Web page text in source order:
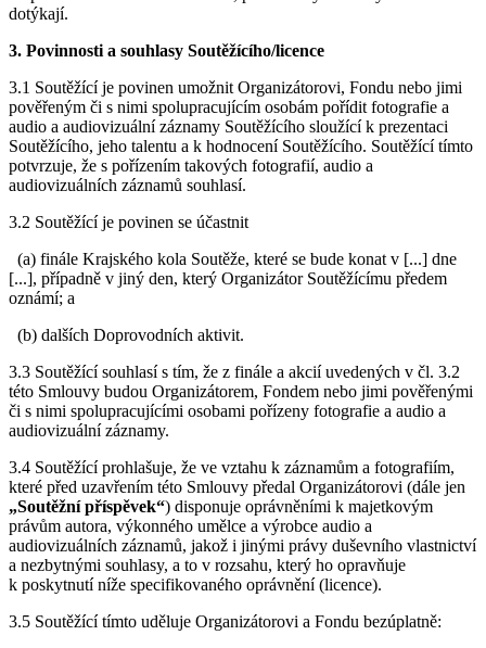
dotýkají.
3. Povinnosti a souhlasy Soutěžícího/licence
3.1 Soutěžící je povinen umožnit Organizátorovi, Fondu nebo jimi
pověřeným či s nimi spolupracujícím osobám pořídit fotografie a
audio a audiovizuální záznamy Soutěžícího sloužící k prezentaci
Soutěžícího, jeho talentu a k hodnocení Soutěžícího. Soutěžící tímto
potvrzuje, že s pořízením takových fotografií, audio a
audiovizuálních záznamů souhlasí.
3.2 Soutěžící je povinen se účastnit
(a) finále Krajského kola Soutěže, které se bude konat v [...] dne
[...], případně v jiný den, který Organizátor Soutěžícímu předem
oznámí; a
(b) dalších Doprovodních aktivit.
3.3 Soutěžící souhlasí s tím, že z finále a akcií uvedených v čl. 3.2
této Smlouvy budou Organizátorem, Fondem nebo jimi pověřenými
či s nimi spolupracujícími osobami pořízeny fotografie a audio a
audiovizuální záznamy.
3.4 Soutěžící prohlašuje, že ve vztahu k záznamům a fotografiím,
které před uzavřením této Smlouvy předal Organizátorovi (dále jen
„Soutěžní příspěvek“) disponuje oprávněními k majetkovým
právům autora, výkonného umělce a výrobce audio a
audiovizuálních záznamů, jakož i jinými právy duševního vlastnictví
a nezbytnými souhlasy, a to v rozsahu, který ho opravňuje
k poskytnutí níže specifikovaného oprávnění (licence).
3.5 Soutěžící tímto uděluje Organizátorovi a Fondu bezúplatně: